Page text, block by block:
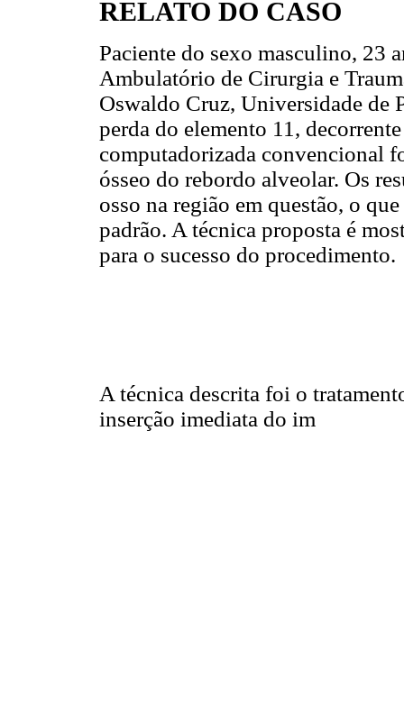
RELATO DO CASO
Paciente do sexo masculino, 23
Ambulatório de Cirurgia e
Oswaldo Cruz, Universidade de
perda do elemento 11,
computadorizada convencional
ósseo do rebordo alveolar. Os
osso na região em questão, o
padrão. A técnica proposta é
para o sucesso do procedimento.
A técnica descrita foi o
inserção imediata do im